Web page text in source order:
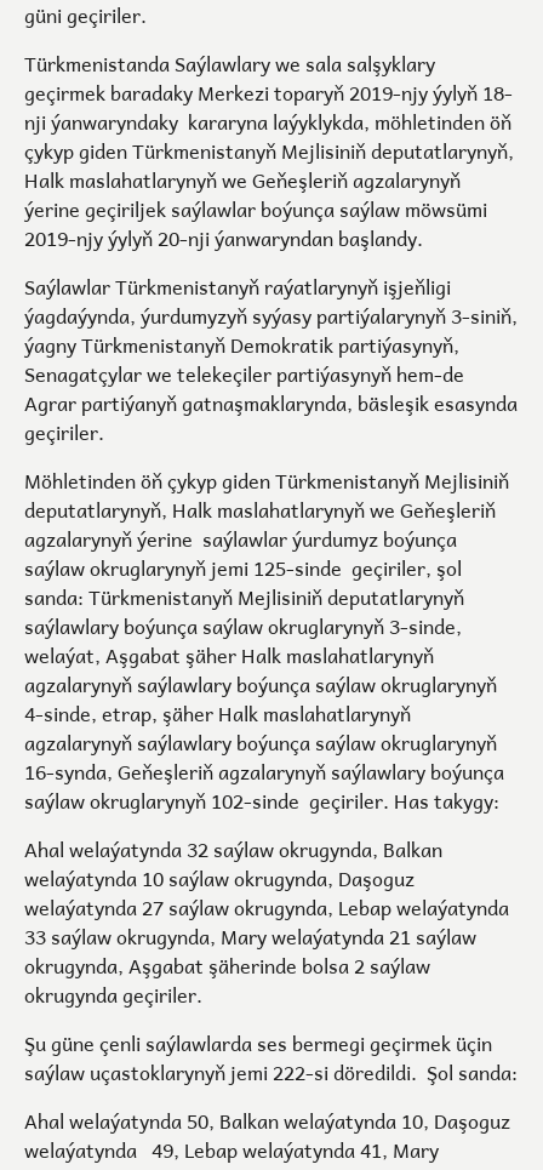
güni geçiriler.
Türkmenistanda Saýlawlary we sala salşyklary
geçirmek baradaky Merkezi toparyň 2019-njy ýylyň 18-
nji ýanwaryndaky kararyna laýyklykda, möhletinden öň
çykyp giden Türkmenistanyň Mejlisiniň deputatlarynyň,
Halk maslahatlarynyň we Geňeşleriň agzalarynyň
ýerine geçiriljek saýlawlar boýunça saýlaw möwsümi
2019-njy ýylyň 20-nji ýanwaryndan başlandy.
Saýlawlar Türkmenistanyň raýatlarynyň işjeňligi
ýagdaýynda, ýurdumyzyň syýasy partiýalarynyň 3-siniň,
ýagny Türkmenistanyň Demokratik partiýasynyň,
Senagatçylar we telekeçiler partiýasynyň hem-de
Agrar partiýanyň gatnaşmaklarynda, bäsleşik esasynda
geçiriler.
Möhletinden öň çykyp giden Türkmenistanyň Mejlisiniň
deputatlarynyň, Halk maslahatlarynyň we Geňeşleriň
agzalarynyň ýerine saýlawlar ýurdumyz boýunça
saýlaw okruglarynyň jemi 125-sinde geçiriler, şol
sanda: Türkmenistanyň Mejlisiniň deputatlarynyň
saýlawlary boýunça saýlaw okruglarynyň 3-sinde,
welaýat, Aşgabat şäher Halk maslahatlarynyň
agzalarynyň saýlawlary boýunça saýlaw okruglarynyň
4-sinde, etrap, şäher Halk maslahatlarynyň
agzalarynyň saýlawlary boýunça saýlaw okruglarynyň
16-synda, Geňeşleriň agzalarynyň saýlawlary boýunça
saýlaw okruglarynyň 102-sinde geçiriler. Has takygy:
Ahal welaýatynda 32 saýlaw okrugynda, Balkan
welaýatynda 10 saýlaw okrugynda, Daşoguz
welaýatynda 27 saýlaw okrugynda, Lebap welaýatynda
33 saýlaw okrugynda, Mary welaýatynda 21 saýlaw
okrugynda, Aşgabat şäherinde bolsa 2 saýlaw
okrugynda geçiriler.
Şu güne çenli saýlawlarda ses bermegi geçirmek üçin
saýlaw uçastoklarynyň jemi 222-si döredildi. Şol sanda:
Ahal welaýatynda 50, Balkan welaýatynda 10, Daşoguz
welaýatynda 49, Lebap welaýatynda 41, Mary